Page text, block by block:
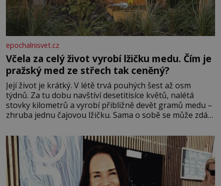
epochalnisvet.cz
Včela za celý život vyrobí lžičku medu. Čím je
pražský med ze střech tak ceněný?
Její život je krátký. V létě trvá pouhých šest až osm
týdnů. Za tu dobu navštíví desetitisíce květů, nalétá
stovky kilometrů a vyrobí přibližně devět gramů medu –
zhruba jednu čajovou lžičku. Sama o sobě se může zdát
tisíc příslušnic svého včelstva, vznikne jeden z
nejdokonalejších organismů